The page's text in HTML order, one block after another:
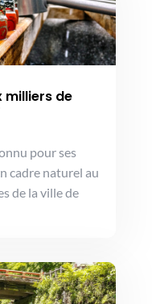
milliers de
pour ses
cadre naturel au
de la ville de